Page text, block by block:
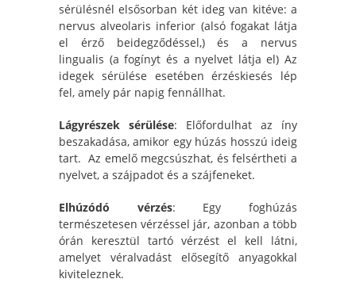
sérülésnél elsősorban két ideg van kitéve: a
nervus alveolaris inferior (alsó fogakat látja
el érző beidegződéssel,) és a nervus
lingualis (a fogínyt és a nyelvet látja el) Az
idegek sérülése esetében érzéskiesés lép
fel, amely pár napig fennállhat.
Lágyrészek sérülése: Előfordulhat az íny
beszakadása, amikor egy húzás hosszú ideig
tart. Az emelő megcsúszhat, és felsértheti a
nyelvet, a szájpadot és a szájfeneket.
Elhúzódó vérzés: Egy foghúzás
természetesen vérzéssel jár, azonban a több
órán keresztül tartó vérzést el kell látni,
amelyet véralvadást elősegítő anyagokkal
kiviteleznek.